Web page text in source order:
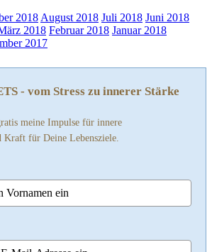
2018 August 2018 Juli 2018 Juni 2018
2018 Februar 2018 Januar 2018
2017
- vom Stress zu innerer Stärke
meine Impulse für innere
Kraft für Deine Lebensziele.